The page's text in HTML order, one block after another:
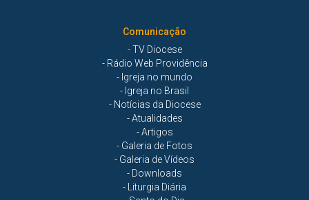
Comunicação
- TV Diocese
- Rádio Web Providência
- Igreja no mundo
- Igreja no Brasil
- Notícias da Diocese
- Atualidades
- Artigos
- Galeria de Fotos
- Galeria de Vídeos
- Downloads
- Liturgia Diária